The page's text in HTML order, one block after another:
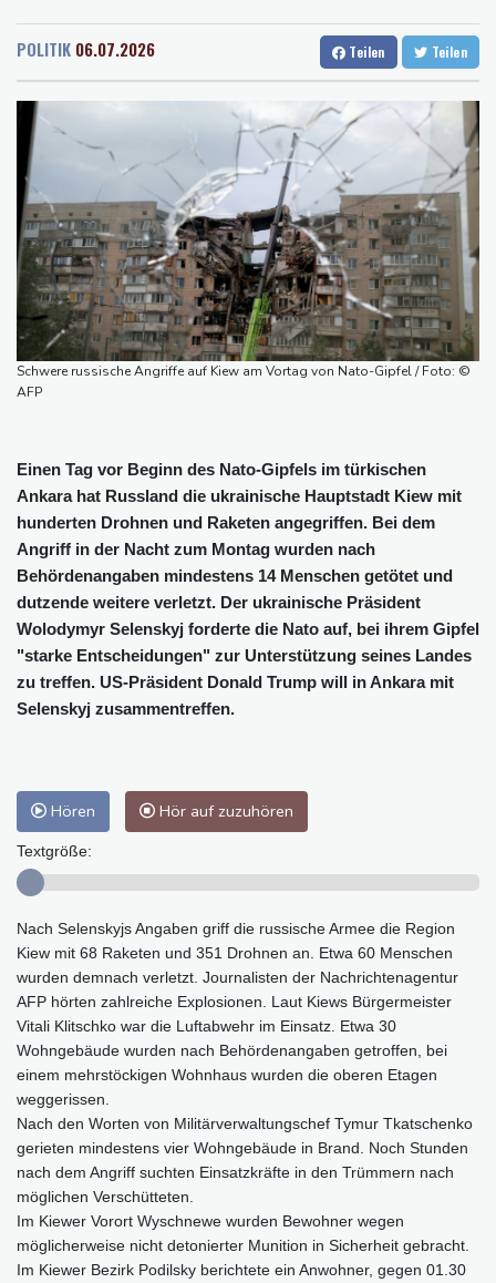
Dresden
Wien
31 °C
Baden-Baden
29 °C
und Berlin pünktlich
Waldbrände in Kanada: Notstand in Provinz British Columbia
ausgerufen
Verdacht auf illegales Rennen: Zwei Tote nach Motorrad-Unfall
in Köln
Im EM-Becken: Berkhahn sieht "nicht viele Medaillenchancen"
Waldbrand in Kanada: Notstand in British Columbia ausgerufen -
20.000 Menschen evakuiert
Dobrindt will Forschung zur Drohensicherheit in Deutschland
ausbauen
POLITIK 06.07.2026 Teilen Teilen
Schwere russische Angriffe auf Kiew am Vortag von Nato-Gipfel / Foto: ©
AFP
Einen Tag vor Beginn des Nato-Gipfels im türkischen
Ankara hat Russland die ukrainische Hauptstadt Kiew mit
hunderten Drohnen und Raketen angegriffen. Bei dem
Angriff in der Nacht zum Montag wurden nach
Behördenangaben mindestens 14 Menschen getötet und
dutzende weitere verletzt. Der ukrainische Präsident
Wolodymyr Selenskyj forderte die Nato auf, bei ihrem Gipfel
"starke Entscheidungen" zur Unterstützung seines Landes
zu treffen. US-Präsident Donald Trump will in Ankara mit
Selenskyj zusammentreffen.
Hören Hör auf zuzuhören
Textgröße:
Nach Selenskyjs Angaben griff die russische Armee die Region
Kiew mit 68 Raketen und 351 Drohnen an. Etwa 60 Menschen
wurden demnach verletzt. Journalisten der Nachrichtenagentur
AFP hörten zahlreiche Explosionen. Laut Kiews Bürgermeister
Vitali Klitschko war die Luftabwehr im Einsatz. Etwa 30
Wohngebäude wurden nach Behördenangaben getroffen, bei
einem mehrstöckigen Wohnhaus wurden die oberen Etagen
weggerissen.
Nach den Worten von Militärverwaltungschef Tymur Tkatschenko
gerieten mindestens vier Wohngebäude in Brand. Noch Stunden
nach dem Angriff suchten Einsatzkräfte in den Trümmern nach
möglichen Verschütteten.
Im Kiewer Vorort Wyschnewe wurden Bewohner wegen
möglicherweise nicht detonierter Munition in Sicherheit gebracht.
Im Kiewer Bezirk Podilsky berichtete ein Anwohner, gegen 01.30